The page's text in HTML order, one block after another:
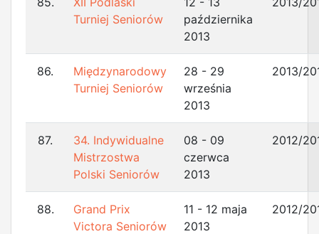
Turniej Seniorów
października
2013
86.
Międzynarodowy
Turniej Seniorów
28 - 29
września
2013
2013/
87.
34. Indywidualne
Mistrzostwa
Polski Seniorów
08 - 09
czerwca
2013
2012/
88.
Grand Prix
Victora Seniorów
11 - 12 maja
2013
2012/